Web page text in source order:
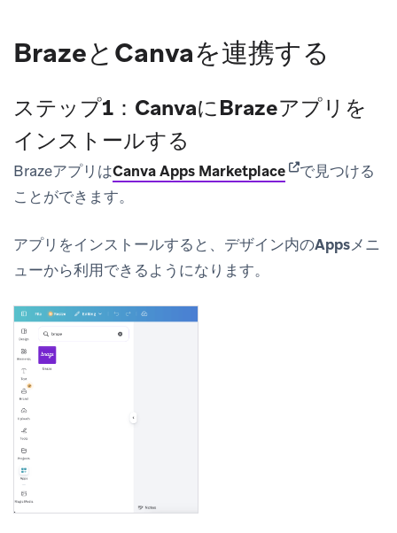
BrazeとCanvaを連携する
ステップ1：CanvaにBrazeアプリを
インストールする
BrazeアプリはCanva Apps Marketplace(opens in new
で見つける
ことができます。
アプリをインストールすると、デザイン内のAppsメニ
ューから利用できるようになります。